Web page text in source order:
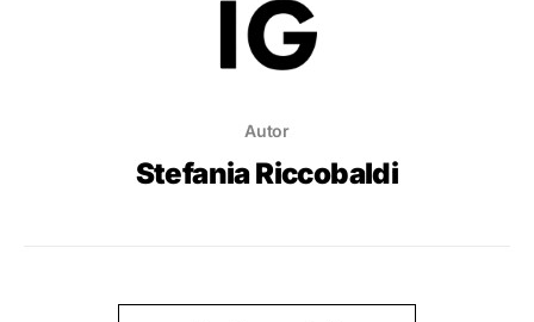
Autor
Stefania Riccobaldi